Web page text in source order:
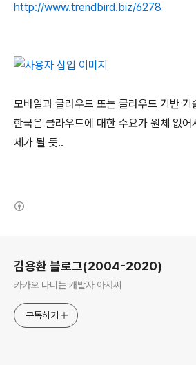
http://www.trendbird.biz/6278
모바일과 클라우드 또는 클라우드 기반 기
한국은 클라우드에 대한 수요가 원체 없어
세가 될 듯..
김용환 블로그(2004-2020)
카카오 다니는 개발자 아저씨
구독하기